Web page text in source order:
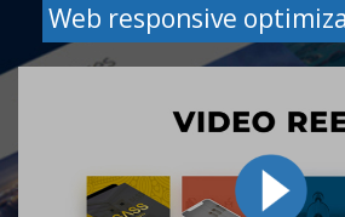
Web responsive